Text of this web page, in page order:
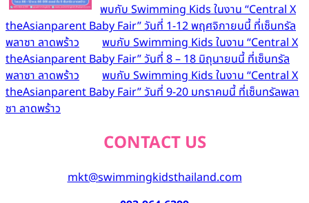
พบกับ Swimming Kids ในงาน “Central X
theAsianparent Baby Fair” วันที่ 1-12 พฤศจิกายนนี้ ที่เซ็นทรัล
พลาซา ลาดพร้าว
พบกับ Swimming Kids ในงาน “Central X
theAsianparent Baby Fair” วันที่ 8 – 18 มิถุนายนนี้ ที่เซ็นทรัล
พลาซา ลาดพร้าว
พบกับ Swimming Kids ในงาน “Central X
theAsianparent Baby Fair” วันที่ 9-20 มกราคมนี้ ที่เซ็นทรัลพลา
ซา ลาดพร้าว
CONTACT US
mkt@swimmingkidsthailand.com